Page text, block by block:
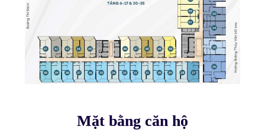
Mặt bằng căn hộ